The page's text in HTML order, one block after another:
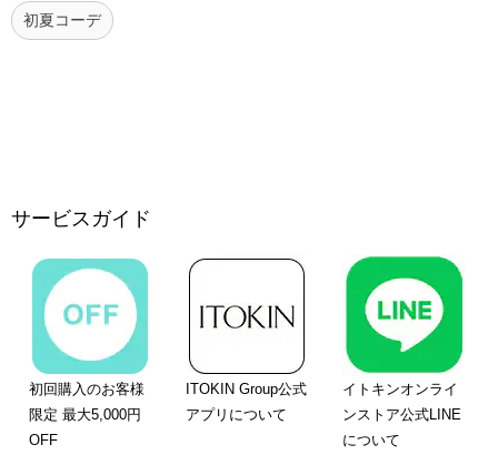
初夏コーデ
サービスガイド
初回購入のお客様
限定 最大5,000円
OFF
ITOKIN Group公式
アプリについて
イトキンオンライ
ンストア公式LINE
について